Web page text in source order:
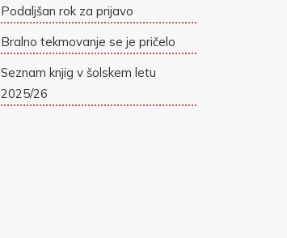
Podaljšan rok za prijavo
Bralno tekmovanje se je pričelo
Seznam knjig v šolskem letu
2025/26